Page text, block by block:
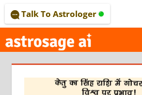
to
content
Talk To Astrologer